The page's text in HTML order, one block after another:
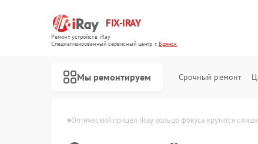
FIX-IRAY
Ремонт устройств iRay
Специализированный cервисный центр г.Брянск
Мы ремонтируем Срочный ремонт
Оптический прицел iRay кольцо фокуса крутится